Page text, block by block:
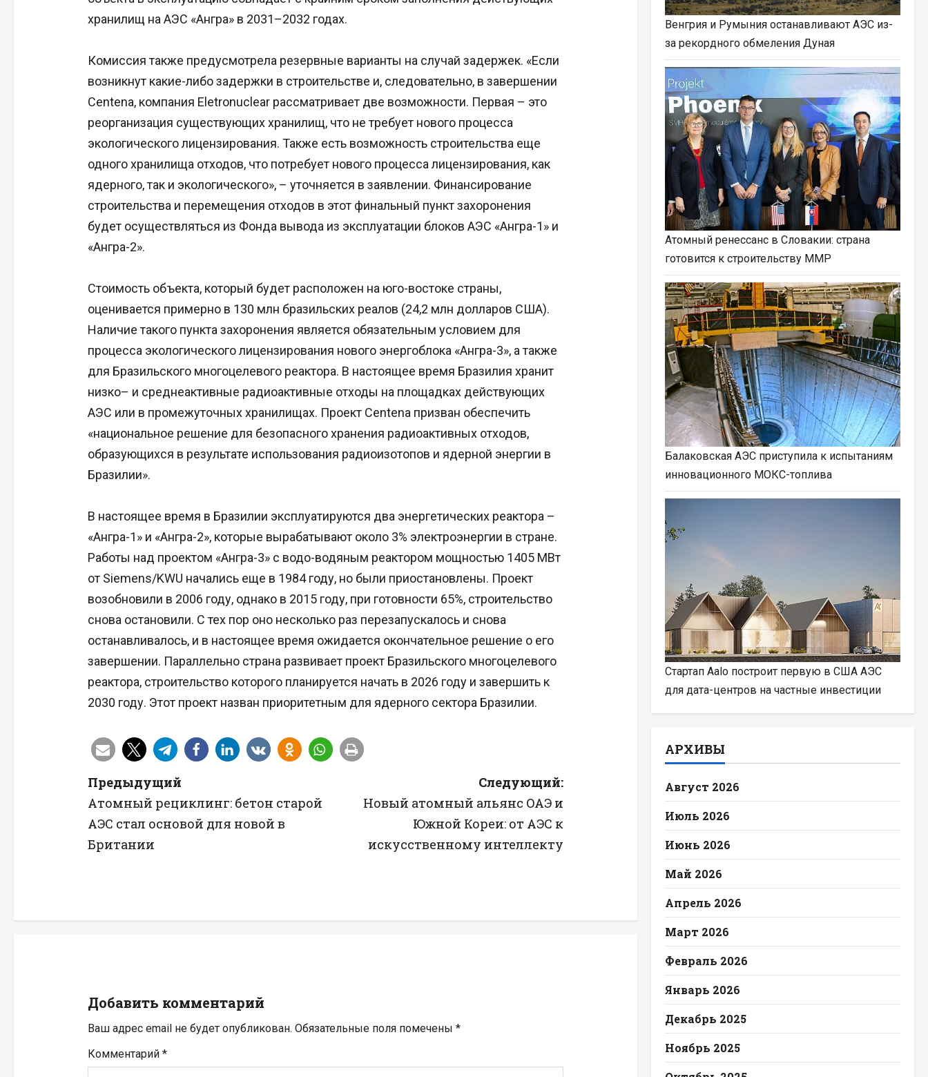
хранилищ на АЭС «Ангра» в 2031–2032 годах.
Комиссия также предусмотрела резервные варианты на случай задержек. «Если
возникнут какие-либо задержки в строительстве и, следовательно, в завершении
Centena, компания Eletronuclear рассматривает две возможности. Первая – это
реорганизация существующих хранилищ, что не требует нового процесса
экологического лицензирования. Также есть возможность строительства еще
одного хранилища отходов, что потребует нового процесса лицензирования, как
ядерного, так и экологического», – уточняется в заявлении. Финансирование
строительства и перемещения отходов в этот финальный пункт захоронения
будет осуществляться из Фонда вывода из эксплуатации блоков АЭС «Ангра-1» и
«Ангра-2».
Стоимость объекта, который будет расположен на юго-востоке страны,
оценивается примерно в 130 млн бразильских реалов (24,2 млн долларов США).
Наличие такого пункта захоронения является обязательным условием для
процесса экологического лицензирования нового энергоблока «Ангра-3», а также
для Бразильского многоцелевого реактора. В настоящее время Бразилия хранит
низко– и среднеактивные радиоактивные отходы на площадках действующих
АЭС или в промежуточных хранилищах. Проект Centena призван обеспечить
«национальное решение для безопасного хранения радиоактивных отходов,
образующихся в результате использования радиоизотопов и ядерной энергии в
Бразилии».
В настоящее время в Бразилии эксплуатируются два энергетических реактора –
«Ангра-1» и «Ангра-2», которые вырабатывают около 3% электроэнергии в стране.
Работы над проектом «Ангра-3» с водо-водяным реактором мощностью 1405 МВт
от Siemens/KWU начались еще в 1984 году, но были приостановлены. Проект
возобновили в 2006 году, однако в 2015 году, при готовности 65%, строительство
снова остановили. С тех пор оно несколько раз перезапускалось и снова
останавливалось, и в настоящее время ожидается окончательное решение о его
завершении. Параллельно страна развивает проект Бразильского многоцелевого
реактора, строительство которого планируется начать в 2026 году и завершить к
2030 году. Этот проект назван приоритетным для ядерного сектора Бразилии.
Н
а
в
а
я
п
Предыдущий
Атомный рециклинг: бетон старой
АЭС стал основой для новой в
Британии
Следующий:
Новый атомный альянс ОАЭ и
Южной Кореи: от АЭС к
искусственному интеллекту
Добавить комментарий
Ваш адрес email не будет опубликован. Обязательные поля помечены *
Комментарий *
Венгрия и Румыния останавливают АЭС из-
за рекордного обмеления Дуная
Атомный ренессанс в Словакии: страна
готовится к строительству ММР
Балаковская АЭС приступила к испытаниям
инновационного МОКС-топлива
Стартап Aalo построит первую в США АЭС
для дата-центров на частные инвестиции
АРХИВЫ
Август 2026
Июль 2026
Июнь 2026
Май 2026
Апрель 2026
Март 2026
Февраль 2026
Январь 2026
Декабрь 2025
Ноябрь 2025